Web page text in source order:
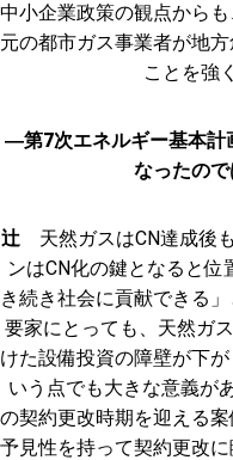
中小企業政策の観点から
元の都市ガス事業者が地
ことを強
―第7次エネルギー基本計
なったので
辻 天然ガスはCN達成後
ンはCN化の鍵となると
き続き社会に貢献できる
要家にとっても、天然ガ
けた設備投資の障壁が下
いう点でも大きな意義が
の契約更改時期を迎える
予見性を持って契約更改